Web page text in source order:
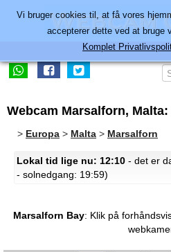
Webcam Marsalforn,
> Europa > Malta > Marsalforn
Lokal tid lige nu: 12:10 - det er
- solnedgang: 19:59)
Marsalforn Bay: Klik på
Vi bruger cookies til, at få vores
accepterer dette ved at bruge
Komplet